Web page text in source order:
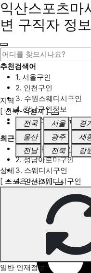
익산스포츠마
변 구직자 정
추천검색어
1. 서울구인
2. 인천구인
3. 수원스웨디시구인
4. 강남구인정보
5. 동탄스웨디시구인
최근검색어
1. 일산마사지구인
2. 성남아로마구인
3. 스웨디시구인
4. 안산스웨디시구인
익산 스포츠마사지 구직정보
지역
[ 전북-익산시 ]
전국
서울 경
울산
광주 세
전남
전북 강
상세
[ 스포츠마사지 ]
일반 인재정보